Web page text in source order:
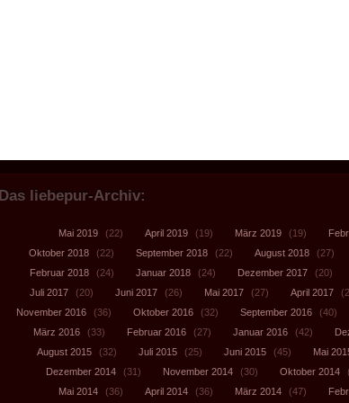
Das liebepur-Archiv:
Mai 2019 (22) April 2019 (19) März 2019 (19)
Oktober 2018
(22) September 2018 (22) August 2018 (27)
Februar 2018
(24) Januar 2018 (24) Dezember 2017 (20)
Juli 2017
(20) Juni 2017 (26) Mai 2017 (27) April 2017
November 2016
(36) Oktober 2016 (32) September 2016 (40)
März 2016
(33) Februar 2016 (27) Januar 2016 (42)
August 2015
(32) Juli 2015 (25) Juni 2015 (45) Mai
Dezember 2014
(31) November 2014 (30) Oktober 2014
Mai 2014
(36) April 2014 (36) März 2014 (47)